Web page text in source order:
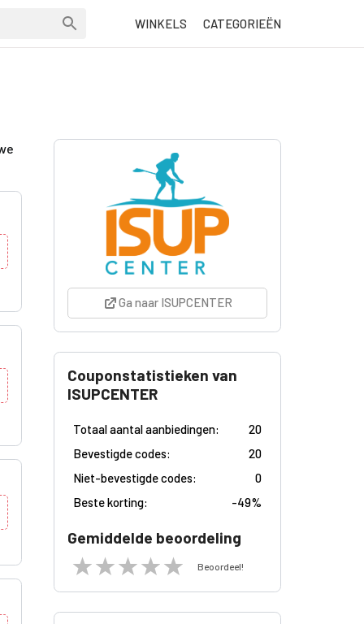
WINKELS CATEGORIEËN
Ga naar ISUPCENTER
Couponstatistieken van
ISUPCENTER
Totaal aantal aanbiedingen:
20
Bevestigde codes:
20
Niet-bevestigde codes:
0
Beste korting:
-49%
Gemiddelde beoordeling
Beoordeel!